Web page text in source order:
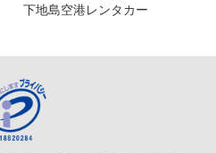
下地島空港レンタカー